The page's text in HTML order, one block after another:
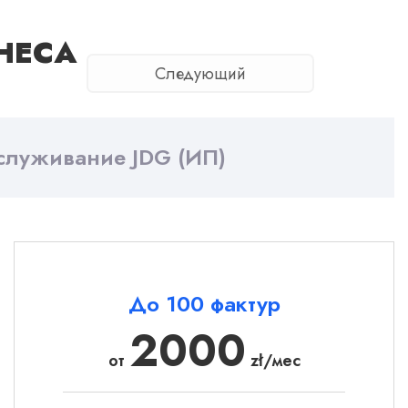
JDG (ИП)
До 100 фактур
от 2000 zł/мес
Следующий